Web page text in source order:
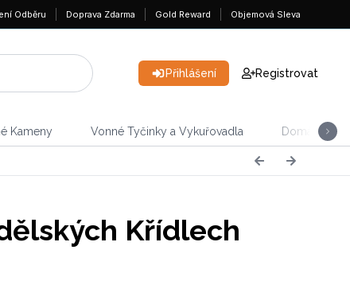
Odběru Doprava Zdarma Gold Reward Objemová Sleva
Přihlášení Registrovat
Kameny Vonné Tyčinky a Vykuřovadla Domácnost
Křídlech